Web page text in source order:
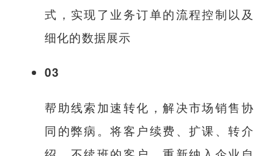
式，实现了业务订单的流程控制以及
细化的数据展示
03
帮助线索加速转化，解决市场销售协
同的弊病。将客户续费、扩课、转介